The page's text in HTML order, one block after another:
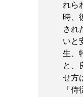
れら
時、
され
いと
生、
と、
せ方
「